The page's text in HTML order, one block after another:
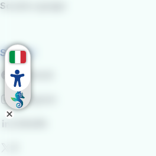
Scuole e gruppi
Seguici
Facebook
Instagram